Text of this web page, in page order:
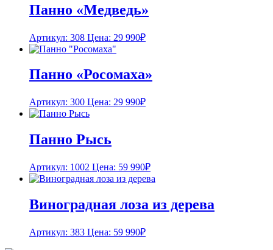
Панно «Медведь»
Артикул: 308 Цена: 29 990₽
Панно «Росомаха»
Артикул: 300 Цена: 29 990₽
Панно Рысь
Артикул: 1002 Цена: 59 990₽
Виноградная лоза из дерева
Артикул: 383 Цена: 59 990₽